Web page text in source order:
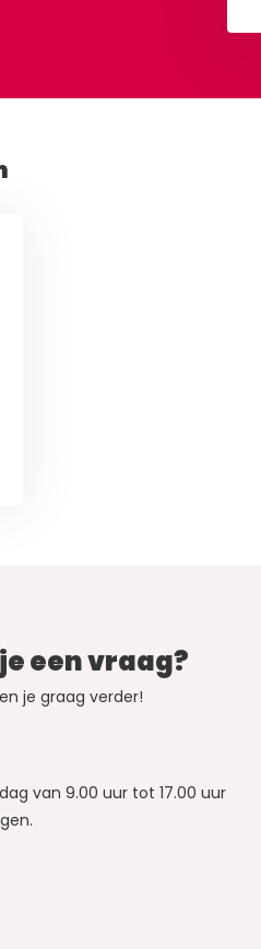
een vraag?
je graag verder!
van 9.00 uur tot 17.00 uur